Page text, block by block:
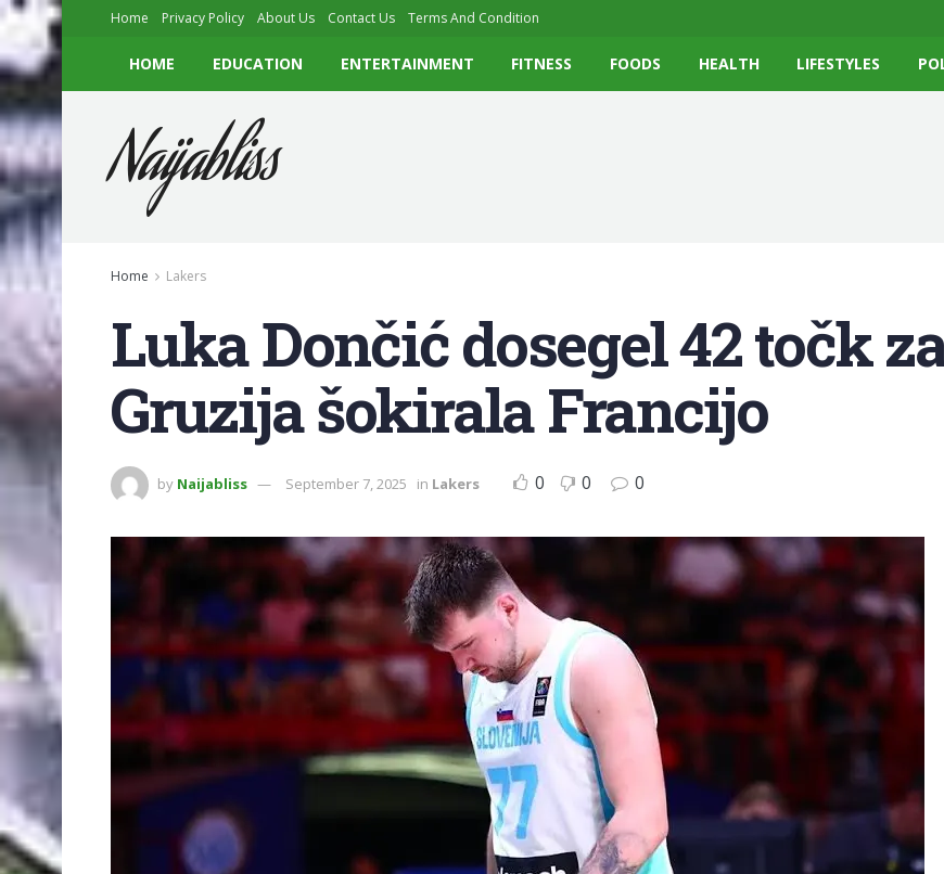
Home Privacy Policy About Us Contact Us Terms And Condition
HOME EDUCATION ENTERTAINMENT FITNESS FOODS HEALTH LIFESTYLES
Naijabliss
Home Lakers
Luka Dončić dosegel 42 točk
Gruzija šokirala Francijo
by Naijabliss September 7, 2025 in Lakers 0 0 0